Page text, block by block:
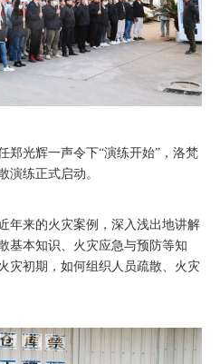
郑光辉一声令下“演练开始”，洛梵
演练正式启动。
年来的火灾案例，深入浅出地讲解
基本知识、火灾应急与预防等知
灾初期，如何组织人员疏散、火灾